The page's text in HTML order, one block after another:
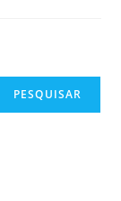
PESQUISAR